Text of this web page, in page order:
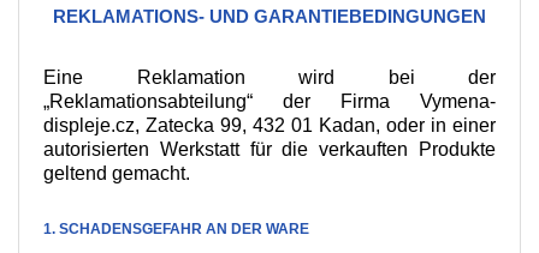
REKLAMATIONS- UND GARANTIEBEDINGUNGEN
Eine Reklamation wird bei der
„Reklamationsabteilung“ der Firma Vymena-
displeje.cz, Zatecka 99, 432 01 Kadan, oder in einer
autorisierten Werkstatt für die verkauften Produkte
geltend gemacht.
1. SCHADENSGEFAHR AN DER WARE